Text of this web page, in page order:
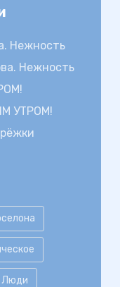
Нежность
Нежность
УТРОМ!
Люди